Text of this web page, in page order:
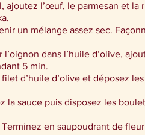
ajoutez l’œuf, le parmesan et la
un mélange assez sec.
dans l’huile d’olive,
5 min.
d’huile d’olive et déposez
la sauce puis disposez les
en saupoudrant de